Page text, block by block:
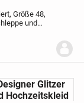
Größe 48,
und
Glitzer
Hochzeitskleid